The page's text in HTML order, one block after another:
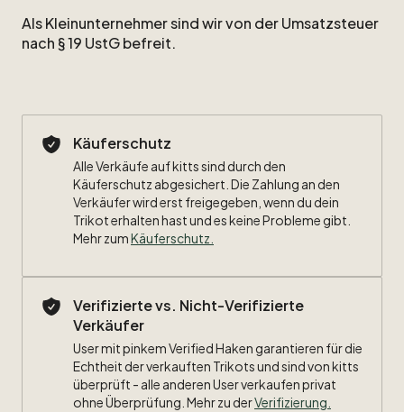
AlsKleinunternehmersindwirvon derUmsatzsteuer
nach §19 UstGbefreit.
Käuferschutz
Alle Verkäufe auf kitts sind durch den
Käuferschutz abgesichert. Die Zahlung an den
Verkäufer wird erst freigegeben, wenn du dein
Trikot erhalten hast und es keine Probleme gibt.
Mehr zumKäuferschutz
Verifizierte vs. Nicht-Verifizierte
Verkäufer
User mit pinkem Verified Haken garantieren für die
Echtheit der verkauften Trikots und sind von kitts
überprüft - alle anderen User verkaufen privat
ohne Überprüfung. Mehr zu derVerifizierung.